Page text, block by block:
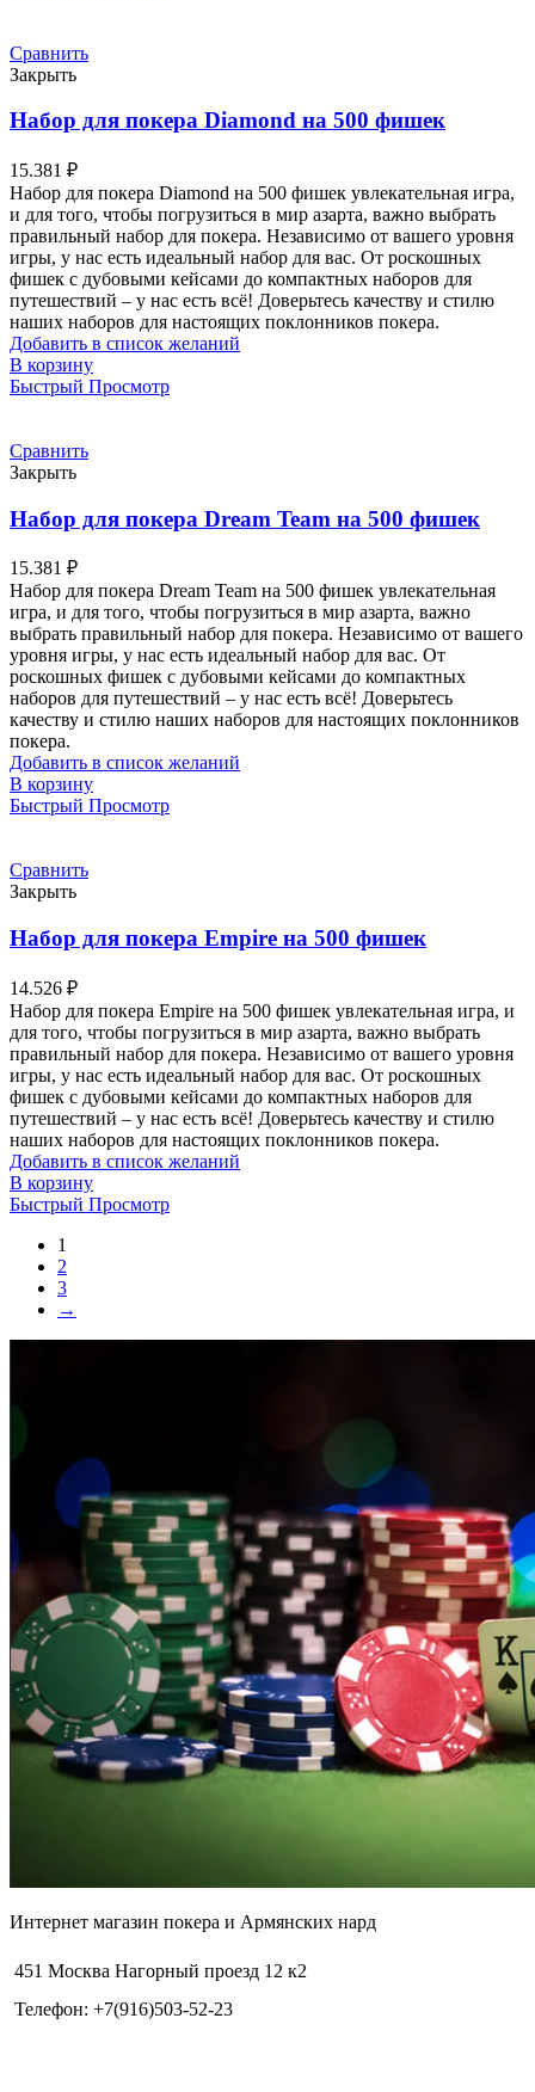
Сравнить
Закрыть
Набор для покера Diamond на 500 фишек
15.381 ₽
Набор для покера Diamond на 500 фишек увлекательная игра,
и для того, чтобы погрузиться в мир азарта, важно выбрать
правильный набор для покера. Независимо от вашего уровня
игры, у нас есть идеальный набор для вас. От роскошных
фишек с дубовыми кейсами до компактных наборов для
путешествий – у нас есть всё! Доверьтесь качеству и стилю
наших наборов для настоящих поклонников покера.
Добавить в список желаний
В корзину
Быстрый Просмотр
Сравнить
Закрыть
Набор для покера Dream Team на 500 фишек
15.381 ₽
Набор для покера Dream Team на 500 фишек увлекательная
игра, и для того, чтобы погрузиться в мир азарта, важно
выбрать правильный набор для покера. Независимо от вашего
уровня игры, у нас есть идеальный набор для вас. От
роскошных фишек с дубовыми кейсами до компактных
наборов для путешествий – у нас есть всё! Доверьтесь
качеству и стилю наших наборов для настоящих поклонников
покера.
Добавить в список желаний
В корзину
Быстрый Просмотр
Сравнить
Закрыть
Набор для покера Empire на 500 фишек
14.526 ₽
Набор для покера Empire на 500 фишек увлекательная игра, и
для того, чтобы погрузиться в мир азарта, важно выбрать
правильный набор для покера. Независимо от вашего уровня
игры, у нас есть идеальный набор для вас. От роскошных
фишек с дубовыми кейсами до компактных наборов для
путешествий – у нас есть всё! Доверьтесь качеству и стилю
наших наборов для настоящих поклонников покера.
Добавить в список желаний
В корзину
Быстрый Просмотр
1
2
3
→
Интернет магазин покера и Армянских нард
451 Москва Нагорный проезд 12 к2
Телефон: +7(916)503-52-23